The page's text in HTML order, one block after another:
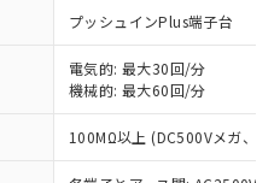
プッシュインPlus端子台
電気的: 最大30回/分
機械的: 最大60回/分
100MΩ以上 (DC500Vメガ、点
当社制御機器事業取扱
状況および標準価格
ていただくもので
業取扱商品の中には、
象外となる商品もある
指令（10物質）の
査中または確認中の
料など無形物で、有
い商品です。
、非含有部品として
判明した場合などや
含有率が中国RoHSの
を示します。
含有率が中国RoHSの
とを示します。
貴社製品のうち、外国